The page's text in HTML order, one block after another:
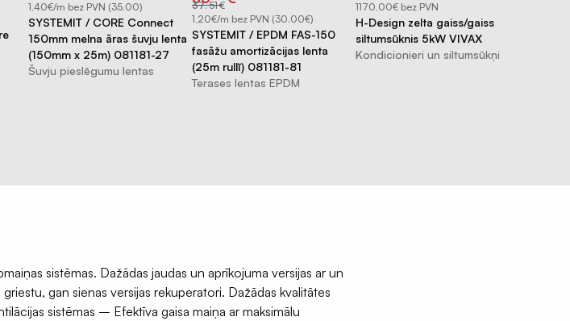
1,40€/m bez PVN (35.00)
SYSTEMIT / CORE Connect
150mm melna āras šuvju lenta
(150mm x 25m) 081181-27
Šuvju pieslēgumu lentas
€
37.51
was:
€37.51.
is:
€36.30.
1,20€/m bez PVN (30.00€)
SYSTEMIT / EPDM FAS-150
fasāžu amortizācijas lenta
(25m rullī) 081181-81
Terases lentas EPDM
1170,00€ bez PVN
H-Design zelta gaiss/gaiss
siltumsūknis 5kW VIVAX
Kondicionieri un siltumsūkņi
sistēmas. Dažādas jaudas un aprīkojuma versijas ar un
gan sienas versijas rekuperatori. Dažādas kvalitātes
sistēmas – Efektīva gaisa maiņa ar maksimālu